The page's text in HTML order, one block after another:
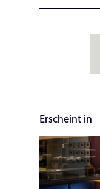
Erscheint in